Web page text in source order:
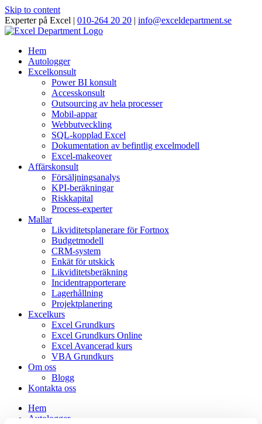
Skip to content
Experter på Excel | 010-264 20 20 | info@exceldepartment.se
Hem
Autologger
Excelkonsult
Power BI konsult
Accesskonsult
Outsourcing av hela processer
Mobil-appar
Webbutveckling
SQL-kopplad Excel
Dokumentation av befintlig excelmodell
Excel-makeover
Affärskonsult
Försäljningsanalys
KPI-beräkningar
Riskkapital
Process-experter
Mallar
Likviditetsplanerare för Fortnox
Budgetmodell
CRM-system
Enkät för utskick
Likviditetsberäkning
Incidentrapporterare
Lagerhållning
Projektplanering
Excelkurs
Excel Grundkurs
Excel Grundkurs Online
Excel Avancerad kurs
VBA Grundkurs
Om oss
Blogg
Kontakta oss
Hem
Autologger